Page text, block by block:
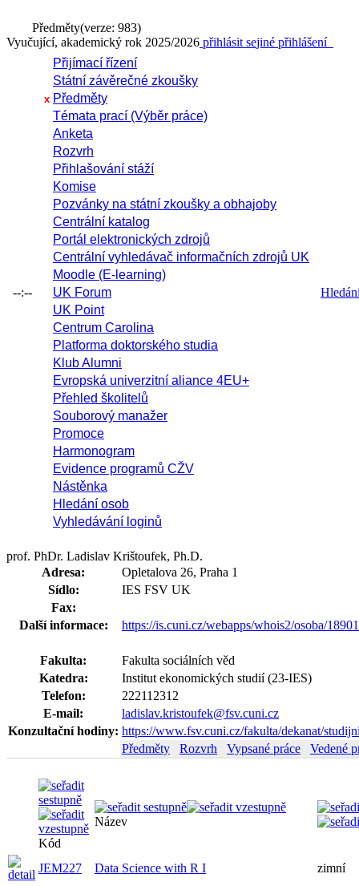
Předměty(verze: 983)
Vyučující, akademický rok 2025/2026 přihlásit sejiné přihlášení
--:--
Přijímací řízení
Státní závěrečné zkoušky
x Předměty
Témata prací (Výběr práce)
Anketa
Rozvrh
Přihlašování stáží
Komise
Pozvánky na státní zkoušky a obhajoby
Centrální katalog
Portál elektronických zdrojů
Centrální vyhledávač informačních zdrojů UK
Moodle (E-learning)
UK Forum
UK Point
Centrum Carolina
Platforma doktorského studia
Klub Alumni
Evropská univerzitní aliance 4EU+
Přehled školitelů
Souborový manažer
Promoce
Harmonogram
Evidence programů CŽV
Nástěnka
Hledání osob
Vyhledávání loginů
prof. PhDr. Ladislav Krištoufek, Ph.D.
Adresa:
Opletalova 26, Praha 1
Sídlo:
IES FSV UK
Fax:
Další informace:
https://is.cuni.cz/webapps/whois2/osoba/
Fakulta:
Fakulta sociálních věd
Katedra:
Institut ekonomických studií (23-IES)
Telefon:
222112312
E-mail:
ladislav.kristoufek@fsv.cuni.cz
Konzultační hodiny: https://www.fsv.cuni.cz/fakulta/dekanat/
Předměty
Rozvrh Vypsané práce Vedené
Kód
Název
JEM227 Data Science with R I zimní